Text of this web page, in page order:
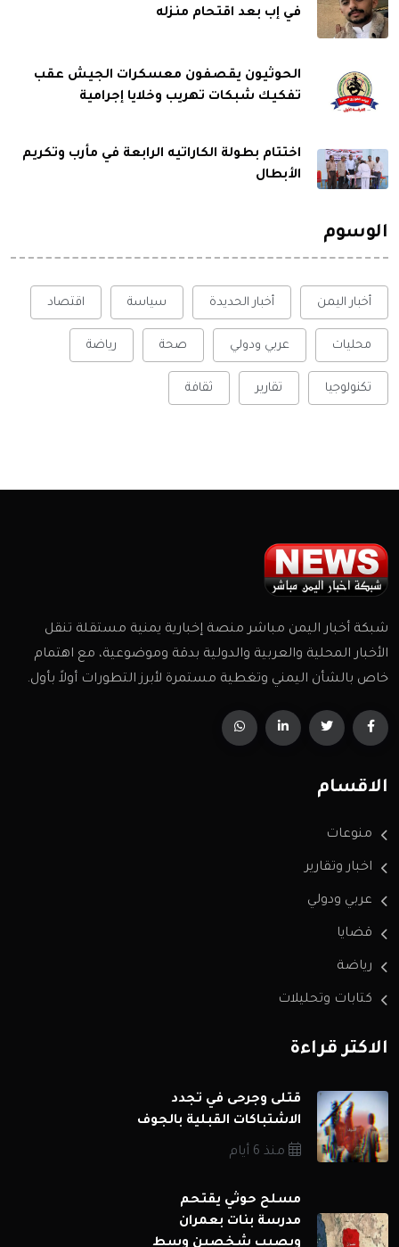
في إب بعد اقتحام منزله
الحوثيون يقصفون معسكرات الجيش عقب
تفكيك شبكات تهريب وخلايا إجرامية
اختتام بطولة الكاراتيه الرابعة في مأرب وتكريم
الأبطال
الوسوم
أخبار اليمن أخبار الحديدة سياسة اقتصاد
محليات عربي ودولي صحة رياضة
تكنولوجيا تقارير ثقافة
شبكة أخبار اليمن مباشر منصة إخبارية يمنية مستقلة تنقل
الأخبار المحلية والعربية والدولية بدقة وموضوعية، مع اهتمام
خاص بالشأن اليمني وتغطية مستمرة لأبرز التطورات أولاً بأول.
الاقسام
منوعات
اخبار وتقارير
عربي ودولي
قضايا
رياضة
كتابات وتحليلات
الاكثر قراءة
قتلى وجرحى في تجدد
الاشتباكات القبلية بالجوف
منذ 6 أيام
مسلح حوثي يقتحم
مدرسة بنات بعمران
ويصيب شخصين وسط